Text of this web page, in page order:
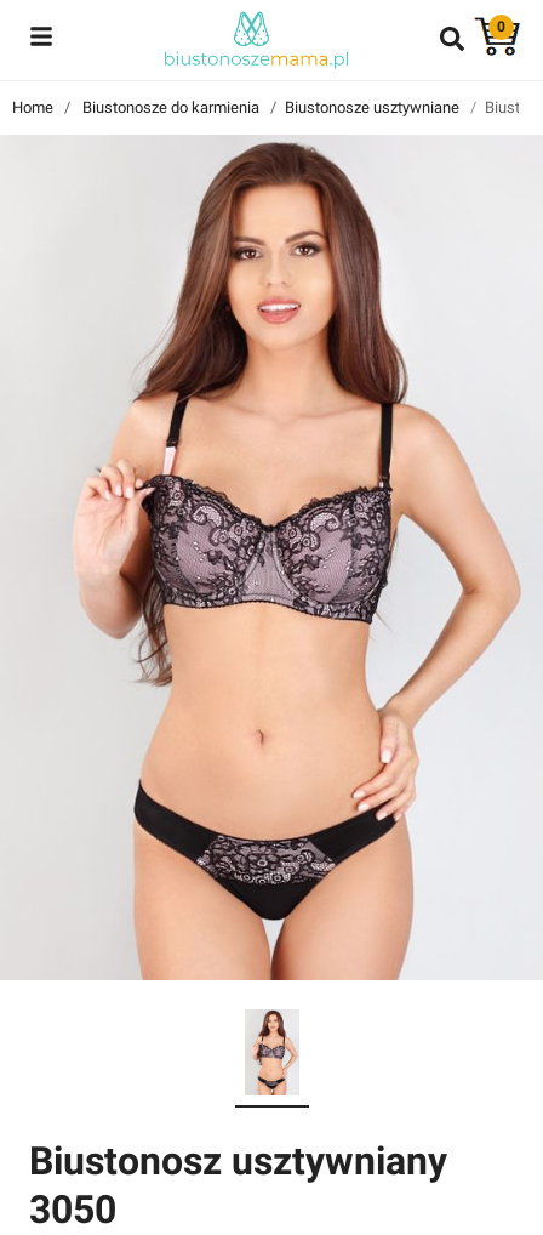
0
Reviews
Znajdź i przeczytaj historie użytkowników takich jak Ty!
Home Biustonosze do karmienia Biustonosze usztywniane
Biustonosz usztywniany
3050